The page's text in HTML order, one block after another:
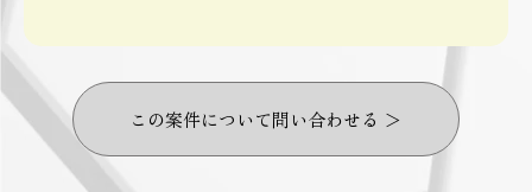
この案件について問い合わせる ＞